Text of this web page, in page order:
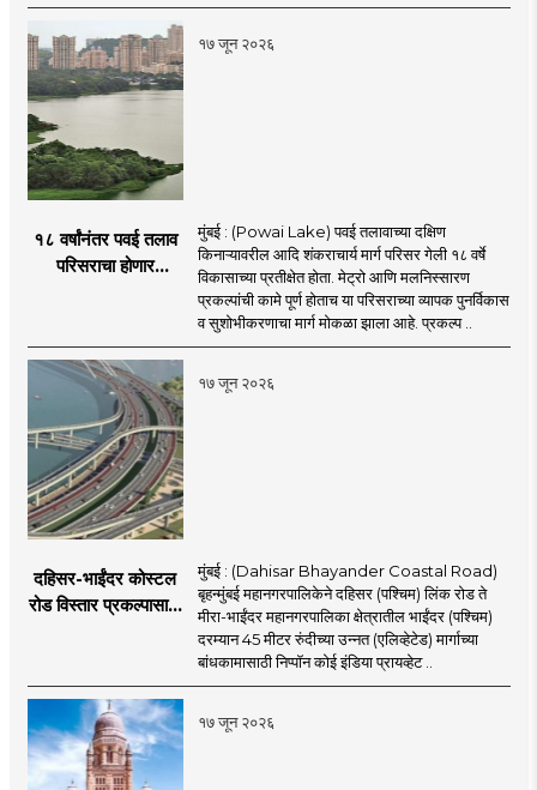
शिंदे
१७ जून २०२६
१८ वर्षांनंतर पवई तलाव
परिसराचा होणार
सुरुवात;
मुंबई : (Powai Lake) पवई तलावाच्या दक्षिण
किनाऱ्यावरील आदि शंकराचार्य मार्ग परिसर गेली १८ वर्षे
विकासाच्या प्रतीक्षेत होता. मेट्रो आणि मलनिस्सारण
प्रकल्पांची कामे पूर्ण होताच या परिसराच्या व्यापक पुनर्विकास
व सुशोभीकरणाचा मार्ग मोकळा झाला आहे. प्रकल्प ..
१७ जून २०२६
दहिसर-भाईंदर कोस्टल
रोड विस्तार प्रकल्पासाठी
मंजुरीची प्रतीक्षा
मुंबई : (Dahisar Bhayander Coastal Road)
बृहन्मुंबई महानगरपालिकेने दहिसर (पश्चिम) लिंक रोड ते
मीरा-भाईंदर महानगरपालिका क्षेत्रातील भाईंदर (पश्चिम)
दरम्यान 45 मीटर रुंदीच्या उन्नत (एलिव्हेटेड) मार्गाच्या
बांधकामासाठी निप्पॉन कोई इंडिया प्रायव्हेट ..
१७ जून २०२६